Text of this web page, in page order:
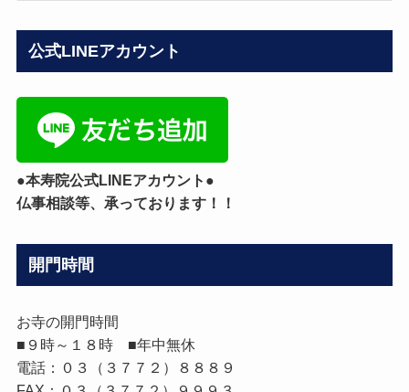
公式LINEアカウント
●本寿院公式LINEアカウント●
仏事相談等、承っております！！
開門時間
お寺の開門時間
■９時～１８時 ■年中無休
電話：０３（３７７２）８８８９